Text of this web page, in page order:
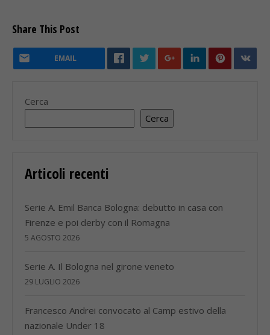
Share This Post
EMAIL
Cerca
Cerca
Articoli recenti
Serie A. Emil Banca Bologna: debutto in casa con
Firenze e poi derby con il Romagna
5 AGOSTO 2026
Serie A. Il Bologna nel girone veneto
29 LUGLIO 2026
Francesco Andrei convocato al Camp estivo della
nazionale Under 18